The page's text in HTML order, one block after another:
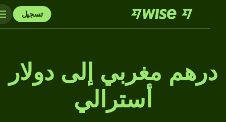
تسجيل
درهم مغربي إلى دولار
أسترالي